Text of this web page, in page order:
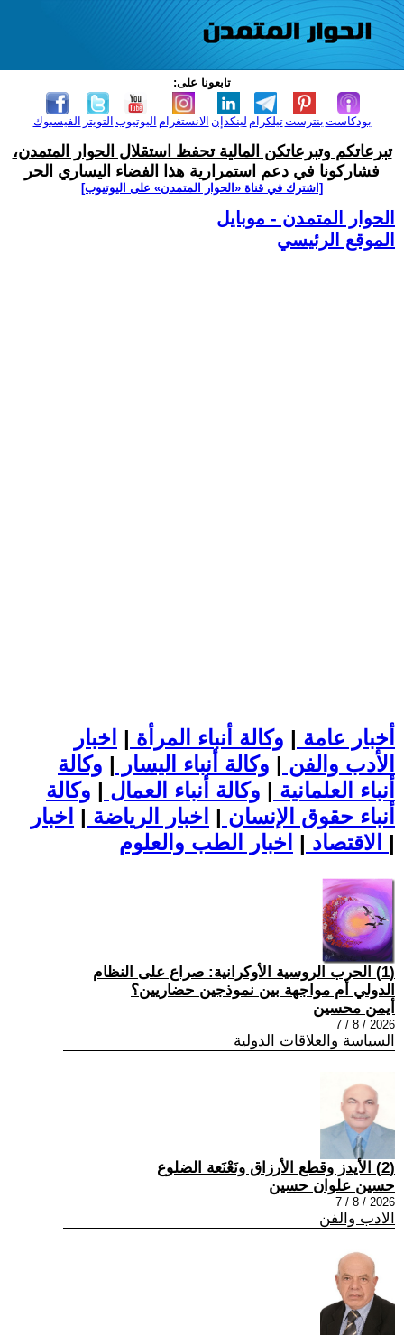
تابعونا على:
الفيسبوك التويتر اليوتيوب الانستغرام لينكدإن تيلكرامبنترست بودكاست
تبرعاتكم وتبرعاتكن المالية تحفظ استقلال الحوار المتمدن،
فشاركونا في دعم استمرارية هذا الفضاء اليساري الحر
[اشترك في قناة ‫«الحوار المتمدن» على اليوتيوب]
الحوار المتمدن - موبايل
الموقع الرئيسي
أخبار عامة | وكالة أنباء المرأة | اخبار
الأدب والفن | وكالة أنباء اليسار | وكالة
أنباء العلمانية | وكالة أنباء العمال | وكالة
أنباء حقوق الإنسان | اخبار الرياضة | اخبار
الاقتصاد | |
(1) الحرب الروسية الأوكرانية: صراع على النظام
الدولي أم مواجهة بين نموذجين حضاريين؟
أيمن محسين
2026 / 8 / 7
السياسة والعلاقات الدولية
(2) الأيدز وقطع الأرزاق ونَعْنَعة الضلوع
حسين علوان حسين
2026 / 8 / 7
الادب والفن